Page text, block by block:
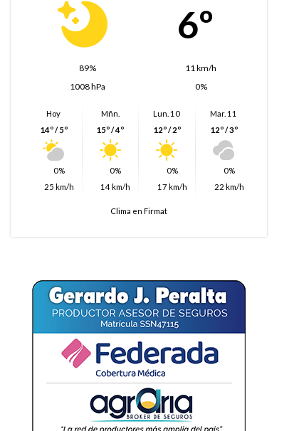
6º
89%
11 km/h
1008 hPa
0%
Hoy
14º / 5º
0%
25 km/h
Mñn.
15º / 4º
0%
14 km/h
Lun. 10
12º / 2º
0%
17 km/h
Mar. 11
12º / 3º
0%
22 km/h
Clima en Firmat